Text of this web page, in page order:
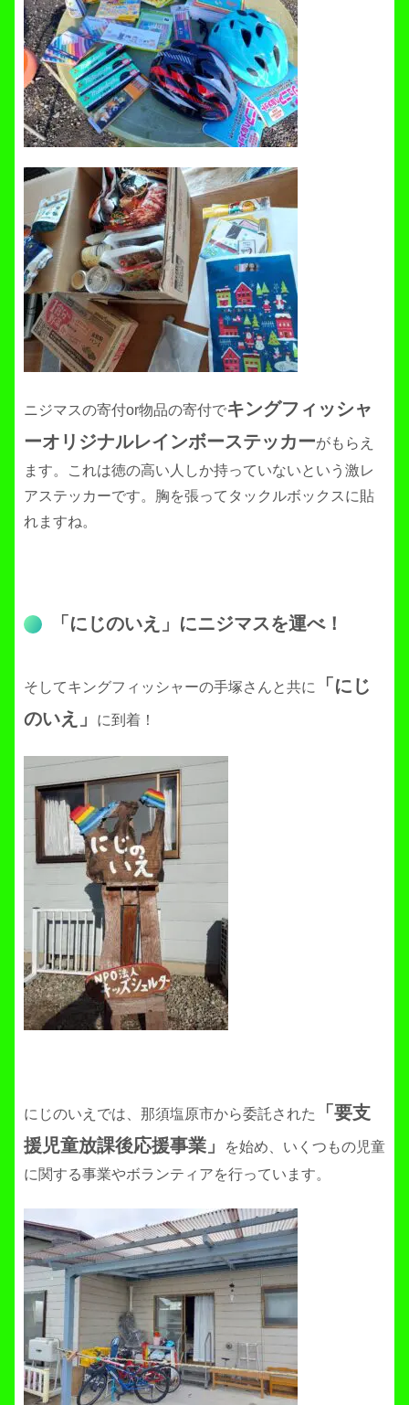
ニジマスの寄付or物品の寄付でキングフィッシャ
ーオリジナルレインボーステッカーがもらえ
ます。これは徳の高い人しか持っていないという激レ
アステッカーです。胸を張ってタックルボックスに貼
れますね。
「にじのいえ」にニジマスを運べ！
そしてキングフィッシャーの手塚さんと共に
「にじ
のいえ」
に到着！
にじのいえでは、那須塩原市から委託された
「要支
援児童放課後応援事業」
を始め、いくつもの児童
に関する事業やボランティアを行っています。